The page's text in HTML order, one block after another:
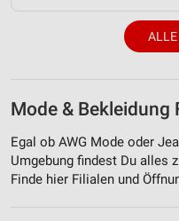
ALLE
Mode & Bekleidung
Egal ob AWG Mode oder
Umgebung findest Du alles
Finde hier Filialen und